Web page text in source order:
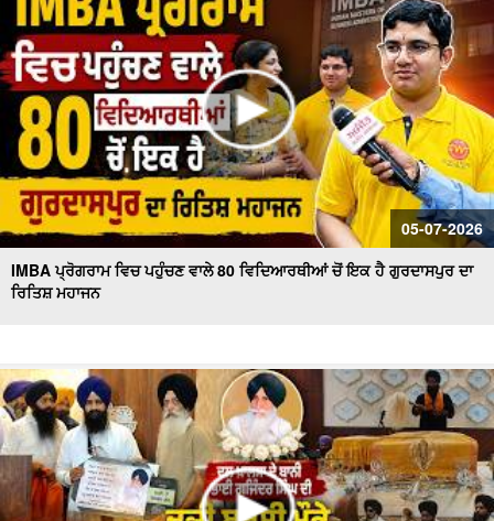
05-07-2026
IMBA ਪ੍ਰੋਗਰਾਮ ਵਿਚ ਪਹੁੰਚਣ ਵਾਲੇ 80 ਵਿਦਿਆਰਥੀਆਂ ਚੋਂ ਇਕ ਹੈ ਗੁਰਦਾਸਪੁਰ ਦਾ
ਰਿਤਿਸ਼ ਮਹਾਜਨ